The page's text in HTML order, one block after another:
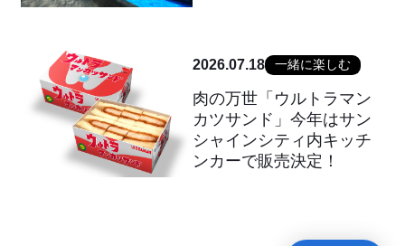
2026.07.18 一緒に楽しむ
肉の万世「ウルトラマン
カツサンド」今年はサン
シャインシティ内キッチ
ンカーで販売決定！